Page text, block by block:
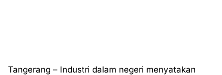
Tangerang – Industri dalam negeri menyatakan